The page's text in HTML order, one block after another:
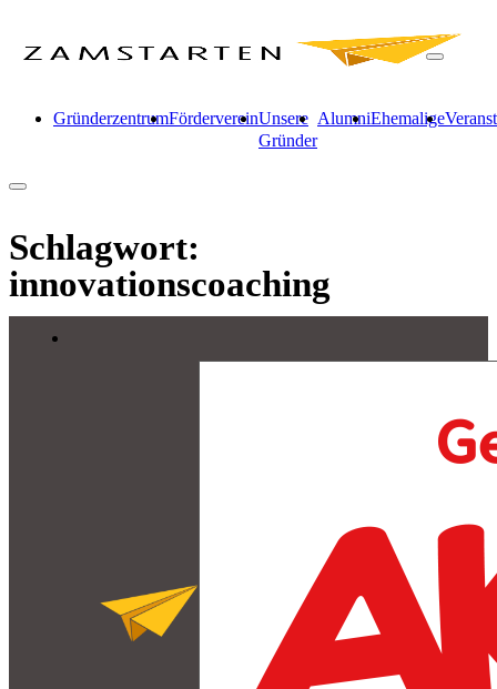
GründerzentrumFördervereinUnsere
Gründer
AlumniEhemalige
Schlagwort:
innovationscoaching